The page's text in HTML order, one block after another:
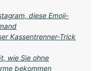
diese Emoji-
Kassentrenner-Trick
wie Sie ohne
bekommen